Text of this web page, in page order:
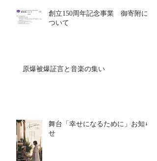
創立150周年記念事業 御寄附に
ついて
原爆被爆証言と音楽の集い
舞台「幸せになるために」お知ら
せ